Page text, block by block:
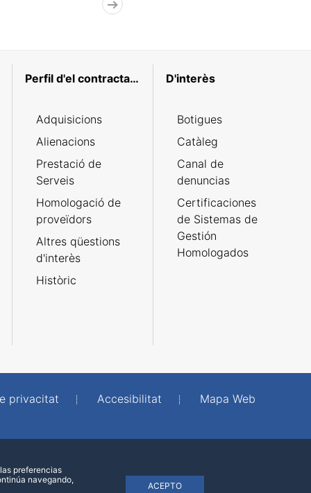
Perfil d'el contractant
Adquisicions
Alienacions
Prestació de
Serveis
Homologació de
proveïdors
Altres qüestions
d'interès
Històric
D'interès
Botigues
Catàleg
Canal de
denuncias
Certificaciones
de Sistemas de
Gestión
Homologados
privacitat Accesibilitat
Mapa Web
preferencias
navegando,
ACEPTO